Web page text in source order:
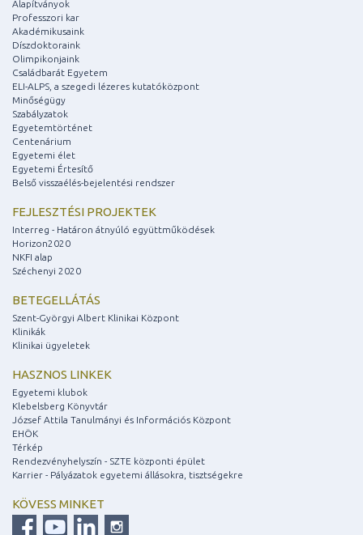
Alapítványok
Professzori kar
Akadémikusaink
Díszdoktoraink
Olimpikonjaink
Családbarát Egyetem
ELI-ALPS, a szegedi lézeres kutatóközpont
Minőségügy
Szabályzatok
Egyetemtörténet
Centenárium
Egyetemi élet
Egyetemi Értesítő
Belső visszaélés-bejelentési rendszer
FEJLESZTÉSI PROJEKTEK
Interreg - Határon átnyúló együttműködések
Horizon2020
NKFI alap
Széchenyi 2020
BETEGELLÁTÁS
Szent-Györgyi Albert Klinikai Központ
Klinikák
Klinikai ügyeletek
HASZNOS LINKEK
Egyetemi klubok
Klebelsberg Könyvtár
József Attila Tanulmányi és Információs Központ
EHÖK
Térkép
Rendezvényhelyszín - SZTE központi épület
Karrier - Pályázatok egyetemi állásokra, tisztségekre
KÖVESS MINKET